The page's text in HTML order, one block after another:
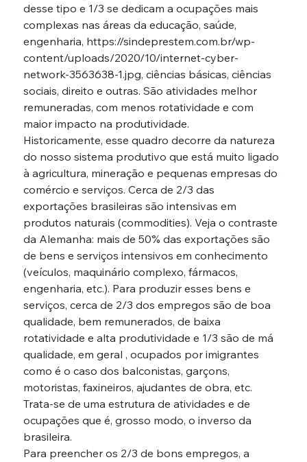
desse tipo e 1/3 se dedicam a ocupações mais
complexas nas áreas da educação, saúde,
engenharia, https://sindeprestem.com.br/wp-
content/uploads/2020/10/internet-cyber-
network-3563638-1.jpg, ciências básicas, ciências
sociais, direito e outras. São atividades melhor
remuneradas, com menos rotatividade e com
maior impacto na produtividade.
Historicamente, esse quadro decorre da natureza
do nosso sistema produtivo que está muito ligado
à agricultura, mineração e pequenas empresas do
comércio e serviços. Cerca de 2/3 das
exportações brasileiras são intensivas em
produtos naturais (commodities). Veja o contraste
da Alemanha: mais de 50% das exportações são
de bens e serviços intensivos em conhecimento
(veículos, maquinário complexo, fármacos,
engenharia, etc.). Para produzir esses bens e
serviços, cerca de 2/3 dos empregos são de boa
qualidade, bem remunerados, de baixa
rotatividade e alta produtividade e 1/3 são de má
qualidade, em geral , ocupados por imigrantes
como é o caso dos balconistas, garçons,
motoristas, faxineiros, ajudantes de obra, etc.
Trata-se de uma estrutura de atividades e de
ocupações que é, grosso modo, o inverso da
brasileira.
Para preencher os 2/3 de bons empregos, a